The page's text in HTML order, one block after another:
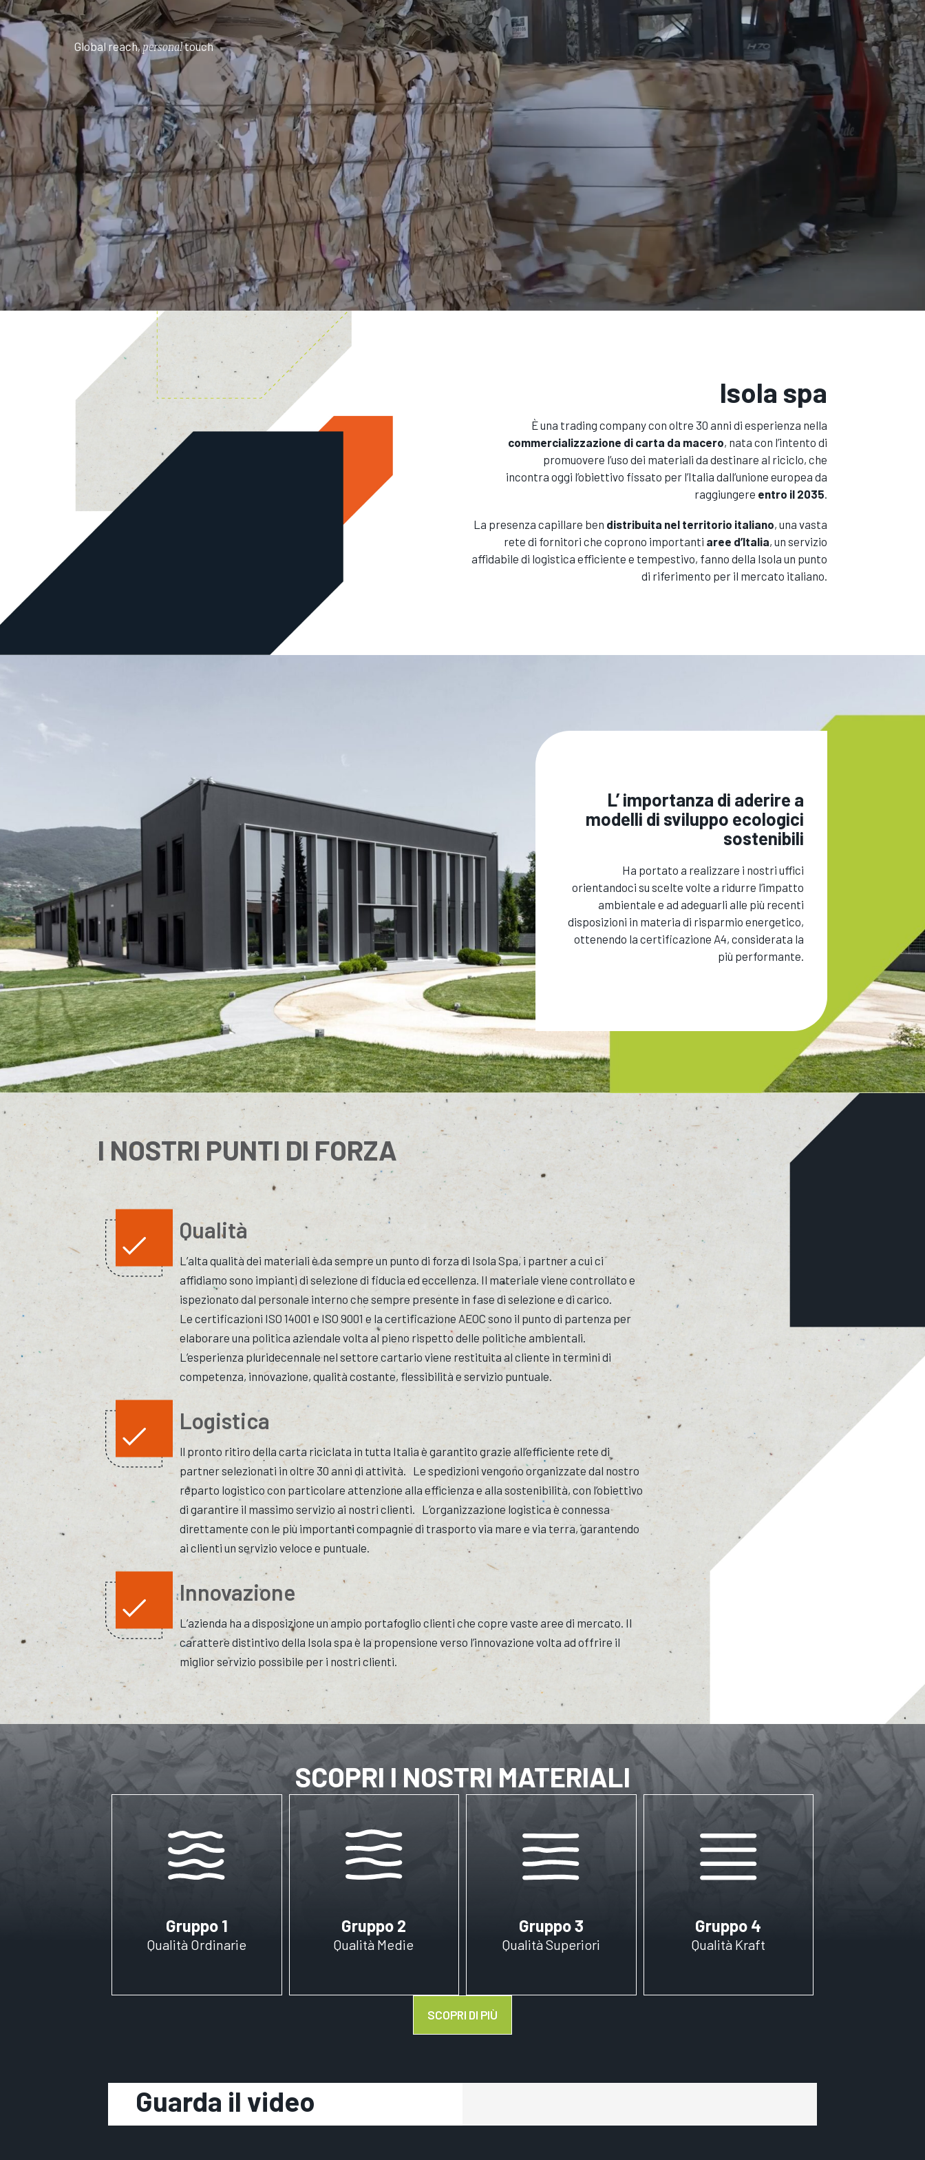
Global reach,personaltouch
Isola spa
È una trading company con oltre 30 anni di esperienza nella
commercializzazione di carta da macero, nata con l’intento di
promuovere l’uso dei materiali da destinare al riciclo, che
incontra oggi l’obiettivo fissato per l’Italia dall’unione europea da
raggiungere entro il 2035.
La presenza capillare ben distribuita nel territorio italiano, una vasta
rete di fornitori che coprono importanti aree d’Italia, un servizio
affidabile di logistica efficiente e tempestivo, fanno della Isola un punto
di riferimento per il mercato italiano.
L’ importanza di aderire a
modelli di sviluppo ecologici
sostenibili
Ha portato a realizzare i nostri uffici
orientandoci su scelte volte a ridurre l’impatto
ambientale e ad adeguarli alle più recenti
disposizioni in materia di risparmio energetico,
ottenendo la certificazione A4, considerata la
più performante.
I NOSTRI PUNTI DI FORZA
Qualità
L’alta qualità dei materiali è da sempre un punto di forza di Isola Spa, i partner a cui ci
affidiamo sono impianti di selezione di fiducia ed eccellenza. Il materiale viene controllato e
ispezionato dal personale interno che sempre presente in fase di selezione e di carico.
Le certificazioni ISO 14001 e ISO 9001 e la certificazione AEOC sono il punto di partenza per
elaborare una politica aziendale volta al pieno rispetto delle politiche ambientali.
L’esperienza pluridecennale nel settore cartario viene restituita al cliente in termini di
competenza, innovazione, qualità costante, flessibilità e servizio puntuale.
Logistica
ll pronto ritiro della carta riciclata in tutta Italia è garantito grazie all’efficiente rete di
partner selezionati in oltre 30 anni di attività. Le spedizioni vengono organizzate dal nostro
reparto logistico con particolare attenzione alla efficienza e alla sostenibilità, con l’obiettivo
di garantire il massimo servizio ai nostri clienti. L’organizzazione logistica è connessa
direttamente con le più importanti compagnie di trasporto via mare e via terra, garantendo
ai clienti un servizio veloce e puntuale.
Innovazione
L’azienda ha a disposizione un ampio portafoglio clienti che copre vaste aree di mercato. Il
carattere distintivo della Isola spa è la propensione verso l’innovazione volta ad offrire il
miglior servizio possibile per i nostri clienti.
SCOPRI I NOSTRI MATERIALI
Gruppo 1
Qualità Ordinarie
Gruppo 2
Qualità Medie
Gruppo 3
Qualità Superiori
Gruppo 4
Qualità Kraft
SCOPRI DI PIÙ
Guarda il video